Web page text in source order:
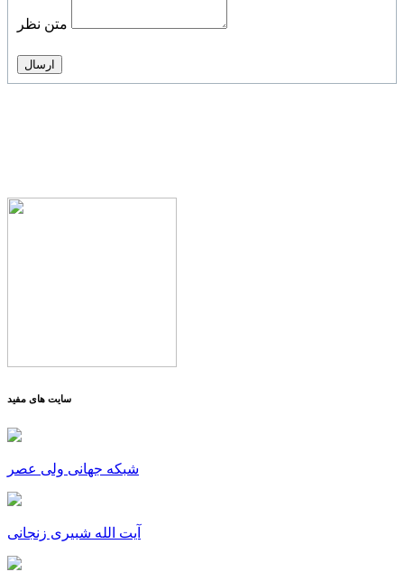
متن نظر
سایت های مفید
شبکه جهانی ولی عصر
آیت الله شبیری زنجانی